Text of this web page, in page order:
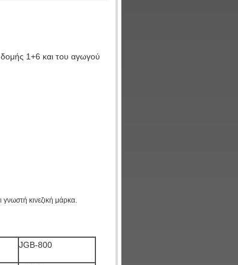
1+6 και του αγωγού
κινεζική μάρκα.
JGB-800